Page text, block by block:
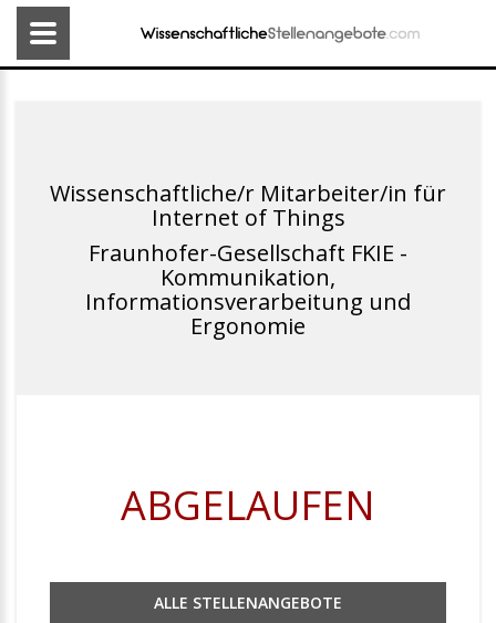
Wissenschaftliche/r Mitarbeiter/in für
Internet of Things
Fraunhofer-Gesellschaft FKIE -
Kommunikation,
Informationsverarbeitung und
Ergonomie
ABGELAUFEN
ALLE STELLENANGEBOTE